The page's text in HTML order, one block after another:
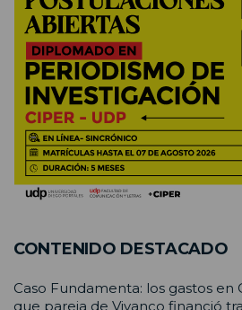
CONTENIDO DESTACADO
Caso Fundamenta: los gastos en
que pareja de Vivanco financió